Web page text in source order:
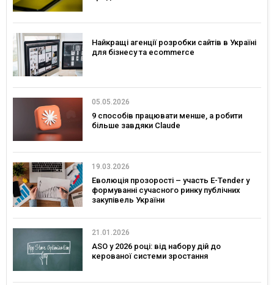
Найкращі агенції розробки сайтів в Україні
для бізнесу та ecommerce
05.05.2026
9 способів працювати менше, а робити
більше завдяки Claude
19.03.2026
Еволюція прозорості – участь E-Tender у
формуванні сучасного ринку публічних
закупівель України
21.01.2026
ASO у 2026 році: від набору дій до
керованої системи зростання